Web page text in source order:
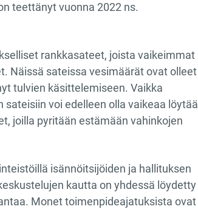
teettänyt vuonna 2022 ns.
rankkasateet, joista vaikeimmat
Näissä sateissa vesimäärät ovat olleet
tulvien käsittelemiseen. Vaikka
voi edelleen olla vaikeaa löytää
joilla pyritään estämään vahinkojen
isännöitsijöiden ja hallituksen
kautta on yhdessä löydetty
Monet toimenpideajatuksista ovat